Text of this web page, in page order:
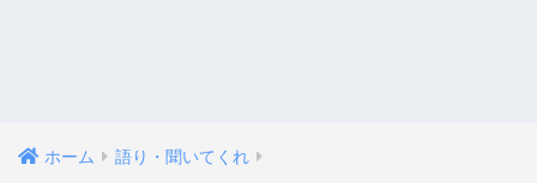
ホーム 語り・聞いてくれ